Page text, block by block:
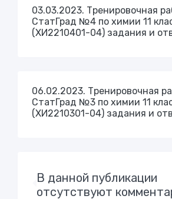
03.03.2023. Тренировочная
СтатГрад №4 по химии 11
(ХИ2210401-04) задания и
06.02.2023. Тренировочная
СтатГрад №3 по химии 11
(ХИ2210301-04) задания и
В данной публикации
отсутствуют